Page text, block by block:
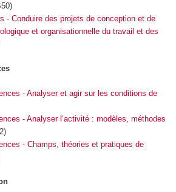
- Conduire des projets de conception et de
et organisationnelle du travail et des
- Analyser et agir sur les conditions de
- Analyser l’activité : modèles, méthodes
- Champs, théories et pratiques de